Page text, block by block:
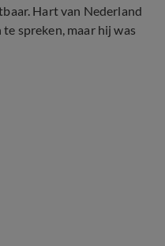
Hart van Nederland
spreken, maar hij was